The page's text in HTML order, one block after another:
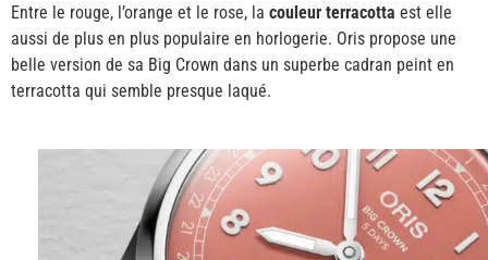
Entre le rouge, l’orange et le rose, la couleur terracotta est elle
aussi de plus en plus populaire en horlogerie. Oris propose une
belle version de sa Big Crown dans un superbe cadran peint en
terracotta qui semble presque laqué.